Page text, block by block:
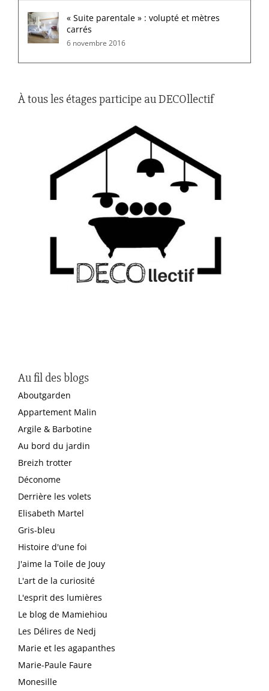
« Suite parentale » : volupté et mètres
carrés
6 novembre 2016
À tous les étages participe au DECOllectif
Au fil des blogs
Aboutgarden
Appartement Malin
Argile & Barbotine
Au bord du jardin
Breizh trotter
Déconome
Derrière les volets
Elisabeth Martel
Gris-bleu
Histoire d'une foi
J'aime la Toile de Jouy
L'art de la curiosité
L'esprit des lumières
Le blog de Mamiehiou
Les Délires de Nedj
Marie et les agapanthes
Marie-Paule Faure
Monesille